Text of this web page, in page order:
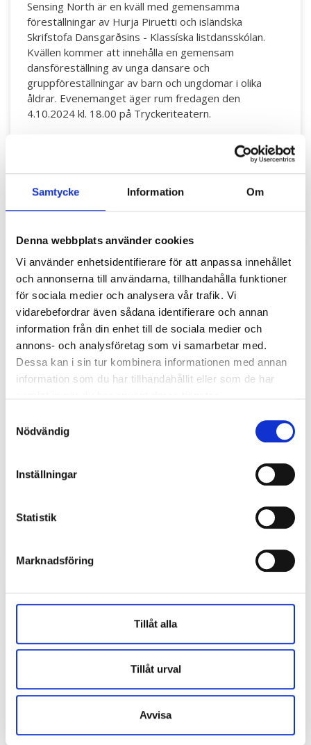
Samtycke Information Om
Denna webbplats använder cookies
Vi använder enhetsidentifierare för att anpassa innehållet
och annonserna till användarna, tillhandahålla funktioner
för sociala medier och analysera vår trafik. Vi
vidarebefordrar även sådana identifierare och annan
information från din enhet till de sociala medier och
annons- och analysföretag som vi samarbetar med.
Dessa kan i sin tur kombinera informationen med annan
information som du har tillhandahållit eller som de har
Nödvändig
Inställningar
Statistik
Marknadsföring
Tillåt alla
Tillåt urval
Avvisa
Sensing North är en kväll med gemensamma
föreställningar av Hurja Piruetti och isländska
Skrifstofa Dansgarðsins - Klassíska listdansskólan.
Kvällen kommer att innehålla en gemensam
dansföreställning av unga dansare och
gruppföreställningar av barn och ungdomar i olika
åldrar. Evenemanget äger rum fredagen den
4.10.2024 kl. 18.00 på Tryckeriteatern.
Föreställningens längd är ca 60 minuter utan paus.
Det är fri entré till föreställningen. Du är varmt
välkommen! 🪽
Välkommen!
Hurja Piruettis lärare hälsar eleverna välkomna till
den nya terminen 2024-2025! Vi är 5,6,7,8 redo för
nya äventyr inom dans och cirkuskonst. Kom och gör
oss sällskap! 💙